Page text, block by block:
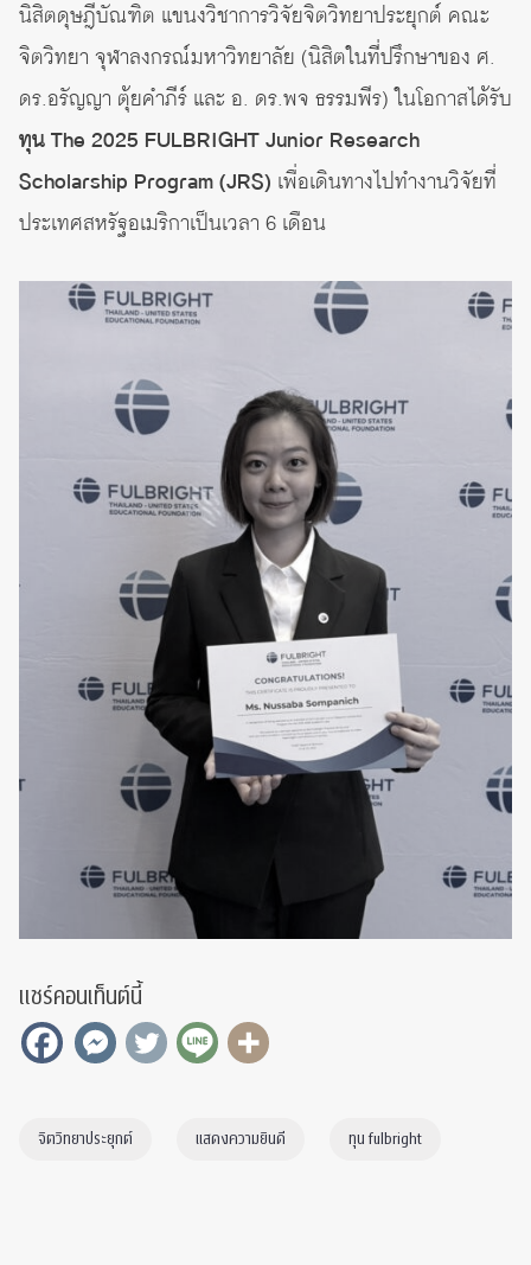
นิสิตดุษฎีบัณฑิต แขนงวิชาการวิจัยจิตวิทยาประยุกต์ คณะ
จิตวิทยา จุฬาลงกรณ์มหาวิทยาลัย (นิสิตในที่ปรึกษาของ ศ.
ดร.อรัญญา ตุ้ยคำภีร์ และ อ. ดร.พจ ธรรมพีร) ในโอกาสได้รับ
ทุน The 2025 FULBRIGHT Junior Research
Scholarship Program (JRS) เพื่อเดินทางไปทำงานวิจัยที่
ประเทศสหรัฐอเมริกาเป็นเวลา 6 เดือน
แชร์คอนเท็นต์นี้
จิตวิทยาประยุกต์ แสดงความยินดี ทุน fulbright